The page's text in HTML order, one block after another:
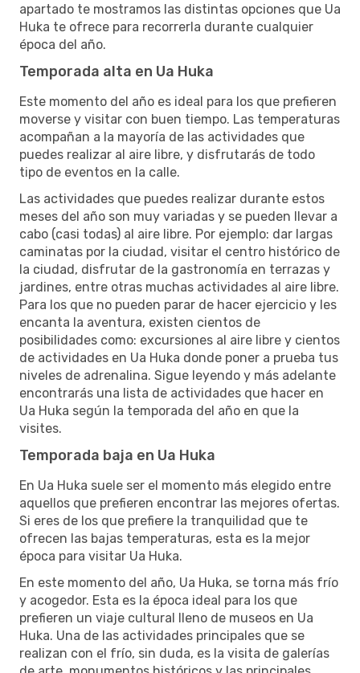
apartado te mostramos las distintas opciones que Ua
Huka te ofrece para recorrerla durante cualquier
época del año.
Temporada alta en Ua Huka
Este momento del año es ideal para los que prefieren
moverse y visitar con buen tiempo. Las temperaturas
acompañan a la mayoría de las actividades que
puedes realizar al aire libre, y disfrutarás de todo
tipo de eventos en la calle.
Las actividades que puedes realizar durante estos
meses del año son muy variadas y se pueden llevar a
cabo (casi todas) al aire libre. Por ejemplo: dar largas
caminatas por la ciudad, visitar el centro histórico de
la ciudad, disfrutar de la gastronomía en terrazas y
jardines, entre otras muchas actividades al aire libre.
Para los que no pueden parar de hacer ejercicio y les
encanta la aventura, existen cientos de
posibilidades como: excursiones al aire libre y cientos
de actividades en Ua Huka donde poner a prueba tus
niveles de adrenalina. Sigue leyendo y más adelante
encontrarás una lista de actividades que hacer en
Ua Huka según la temporada del año en que la
visites.
Temporada baja en Ua Huka
En Ua Huka suele ser el momento más elegido entre
aquellos que prefieren encontrar las mejores ofertas.
Si eres de los que prefiere la tranquilidad que te
ofrecen las bajas temperaturas, esta es la mejor
época para visitar Ua Huka.
En este momento del año, Ua Huka, se torna más frío
y acogedor. Esta es la época ideal para los que
prefieren un viaje cultural lleno de museos en Ua
Huka. Una de las actividades principales que se
realizan con el frío, sin duda, es la visita de galerías